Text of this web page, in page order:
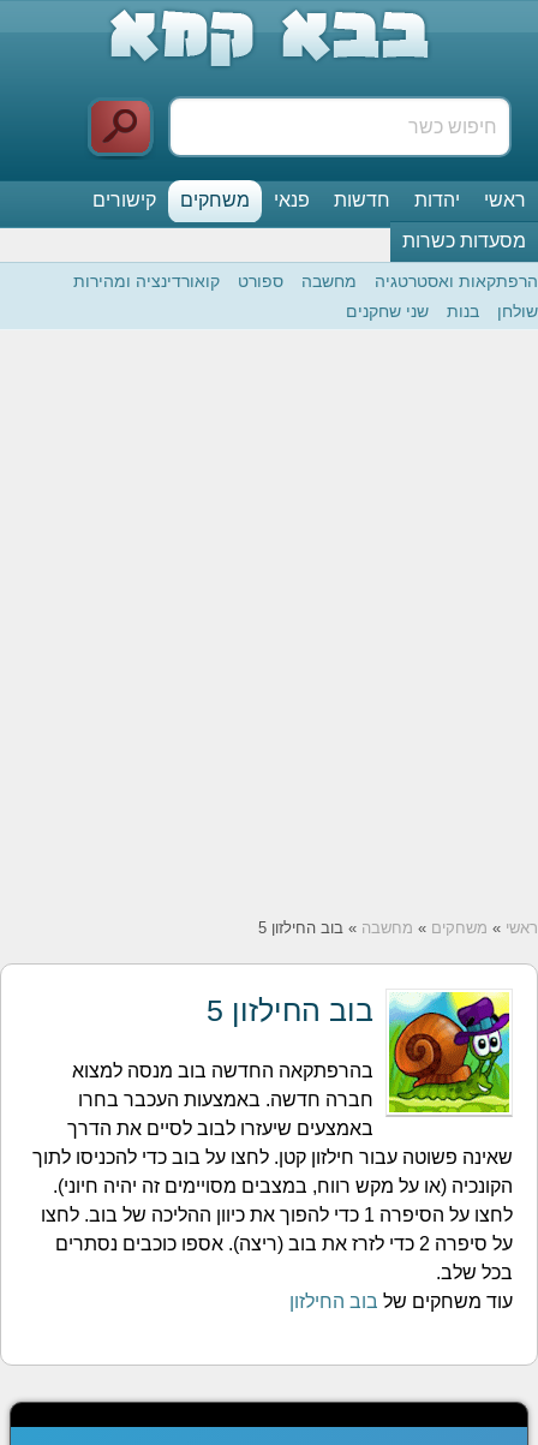
ראשי יהדות חדשות פנאי משחקים
קישורים
מסעדות כשרות
הרפתקאות ואסטרטגיה מחשבה ספורט
קואורדינציה ומהירות
שולחן
בנות שני שחקנים
ראשי » משחקים » מחשבה » בוב החילזון 5
בוב החילזון 5
בהרפתקאה החדשה בוב מנסה למצוא
חברה חדשה. באמצעות העכבר בחרו
באמצעים שיעזרו לבוב לסיים את הדרך
שאינה פשוטה עבור חילזון קטן. לחצו על בוב כדי להכניסו לתוך
הקונכיה (או על מקש רווח, במצבים מסויימים זה יהיה חיוני).
לחצו על הסיפרה 1 כדי להפוך את כיוון ההליכה של בוב. לחצו
על סיפרה 2 כדי לזרז את בוב (ריצה). אספו כוכבים נסתרים
בכל שלב.
עוד משחקים של בוב החילזון